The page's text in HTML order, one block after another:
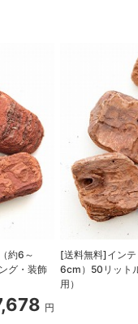
約6～
グ・装飾
円
[送料無料]イン
6cm）50リット
用）